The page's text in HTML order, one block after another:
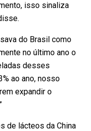
isso sinaliza
do Brasil como
no último ano o
desses
ao ano, nosso
expandir o
de lácteos da China